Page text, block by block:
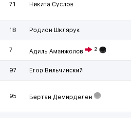
71 Никита Суслов
18 Родион Шклярук
7 Адиль Аманжолов 2
97 Егор Вильчинский
95 Бертан Демирделен